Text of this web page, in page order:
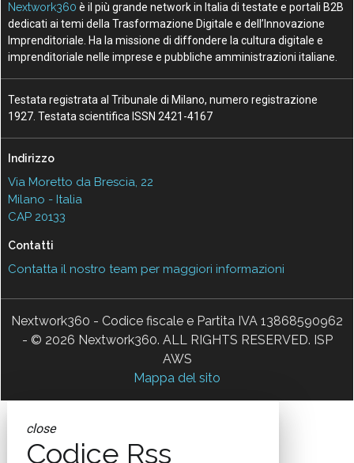
Nextwork360 è il più grande network in Italia di testate e portali B2B
dedicati ai temi della Trasformazione Digitale e dell’Innovazione
Imprenditoriale. Ha la missione di diffondere la cultura digitale e
imprenditoriale nelle imprese e pubbliche amministrazioni italiane.
Testata registrata al Tribunale di Milano, numero registrazione
1927. Testata scientifica ISSN 2421-4167
Indirizzo
Via Moretto da Brescia, 22
Milano - Italia
CAP 20133
Contatti
Contatta il nostro team per maggiori informazioni
Nextwork360 - Codice fiscale e Partita IVA 13868590962
- © 2026 Nextwork360. ALL RIGHTS RESERVED. ISP
AWS
Mappa del sito
close
Codice Rss